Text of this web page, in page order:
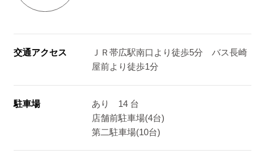
交通アクセス
ＪＲ帯広駅南口より徒歩5分 バス長崎
屋前より徒歩1分
駐車場
あり 14 台
店舗前駐車場(4台)
第二駐車場(10台)